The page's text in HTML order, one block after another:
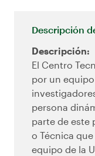
Descripción
Descripción:
El Centro
por un
persona
parte de este
o Técnica
equipo de la